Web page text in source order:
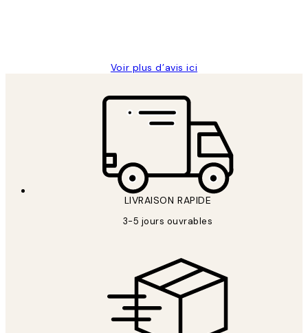
Voir plus d’avis ici
LIVRAISON RAPIDE
3-5 jours ouvrables